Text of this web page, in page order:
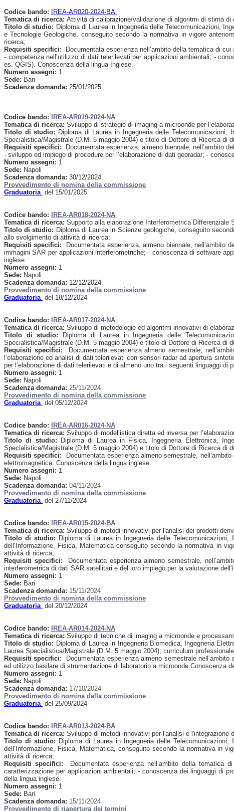
Codice bando: IREA-AR020-2024-BA
Tematica di ricerca: Attività di calibrazione/validazione di algoritmi di stima
Titolo di studio: Diploma di Laurea in Ingegneria delle Telecomunicazioni,
e Tecnologie Geologiche, conseguito secondo la normativa in vigore
ricerca;
Requisiti specifici: Documentata esperienza nell’ambito della tematica di
- competenza nell’utilizzo di dati telerilevati per applicazioni ambientali; -
es. QGIS). Conoscenza della lingua Inglese.
Numero assegni: 1
Sede: Bari
Scadenza domanda: 25/01/2025
Codice bando: IREA-AR019-2024-NA
Tematica di ricerca: Sviluppo di strategie di imaging a microonde per
Titolo di studio: Diploma di Laurea in Ingegneria delle
Specialistica/Magistrale (D.M. 5 maggio 2004) e titolo di Dottore di Ricerca di
Requisiti specifici: Documentata esperienza, almeno biennale, nell’ambito
- sviluppo ed impiego di procedure per l’elaborazione di dati georadar; -
Numero assegni: 1
Sede: Napoli
Scadenza domanda: 30/12/2024
Provvedimento di nomina della commissione
Graduatoria del 15/01/2025
Codice bando: IREA-AR018-2024-NA
Tematica di ricerca: Supporto alla elaborazione Interferometrica
Titolo di studio: Diploma di Laurea in Scienze geologiche, conseguito
allo svolgimento di attività di ricerca;
Requisiti specifici: Documentata esperienza, almeno biennale, nell’ambito
immagini SAR per applicazioni interferometriche; - conoscenza di software
inglese.
Numero assegni: 1
Sede: Napoli
Scadenza domanda: 12/12/2024
Provvedimento di nomina della commissione
Graduatoria del 18/12/2024
Codice bando: IREA-AR017-2024-NA
Tematica di ricerca: Sviluppo di metodologie ed algoritmi innovativi di
Titolo di studio: Diploma di Laurea in Ingegneria delle
Specialistica/Magistrale (D.M. 5 maggio 2004) e titolo di Dottore di Ricerca di
Requisiti specifici: Documentata esperienza almeno semestrale,
l‘elaborazione ed analisi di dati telerilevati con sensori radar ad apertura
per l’elaborazione di dati telerilevati e di almeno uno tra i seguenti linguaggi
Numero assegni: 1
Sede: Napoli
Scadenza domanda: 25/11/2024
Provvedimento di nomina della commissione
Graduatoria del 05/12/2024
Codice bando: IREA-AR016-2024-NA
Tematica di ricerca: Sviluppo di modellistica diretta ed inversa per
Titolo di studio: Diploma di Laurea in Fisica, Ingegneria Elettronica,
Specialistica/Magistrale (D.M. 5 maggio 2004) e titolo di Dottore di Ricerca di
Requisiti specifici: Documentata esperienza almeno semestrale,
elettromagnetica. Conoscenza della lingua inglese.
Numero assegni: 1
Sede: Napoli
Scadenza domanda: 04/11/2024
Provvedimento di nomina della commissione
Graduatoria del 27/11/2024
Codice bando: IREA-AR015-2024-BA
Tematica di ricerca: Sviluppo di metodi innovativi per l'analisi dei prodotti
Titolo di studio: Diploma di Laurea in Ingegneria delle
dell’Informazione, Fisica, Matematica conseguito secondo la normativa in
attività di ricerca;
Requisiti specifici: Documentata esperienza almeno semestrale,
interferometrica di dati SAR satellitari e del loro impiego per la valutazione
Numero assegni: 1
Sede: Bari
Scadenza domanda: 15/11/2024
Provvedimento di nomina della commissione
Graduatoria del 20/12/2024
Codice bando: IREA-AR014-2024-NA
Tematica di ricerca: Sviluppo di tecniche di imaging a microonde e
Titolo di studio: Diploma di Laurea in Ingegneria Biomedica, Ingegneria
Laurea Specialistica/Magistrale (D.M. 5 maggio 2004); curriculum
Requisiti specifici: Documentata esperienza almeno semestrale
ed utilizzo basilare di strumentazione di laboratorio a microonde.Conoscenza
Numero assegni: 1
Sede: Napoli
Scadenza domanda: 17/10/2024
Provvedimento di nomina della commissione
Graduatoria del 25/09/2024
Codice bando: IREA-AR013-2024-BA
Tematica di ricerca: Sviluppo di metodi innovativi per l'analisi e l'integrazione
Titolo di studio: Diploma di Laurea in Ingegneria delle
dell’Informazione, Fisica, Matematica, conseguito secondo la normativa in
attività di ricerca;
Requisiti specifici: Documentata esperienza nell’ambito della
caratterizzazione per applicazioni ambientali; - conoscenza dei linguaggi di
della lingua inglese.
Numero assegni: 1
Sede: Bari
Scadenza domanda: 15/11/2024
Provvedimento di riapertura dei termini